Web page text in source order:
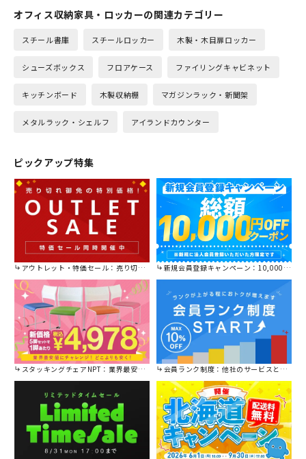
オフィス収納家具・ロッカーの関連カテゴリー
スチール書庫 スチールロッカー 木製・木目扉ロッカー
シューズボックス フロアケース ファイリングキャビネット
キッチンボード 木製収納棚 マガジンラック・新聞架
メタルラック・シェルフ アイランドカウンター
ピックアップ特集
アウトレット・特価セール：売り切れ御免の特別価格！ 新規会員登録キャンペーン：10,000円OFFクーポン進呈中！
スタッキングチェアNPT：業界最安値に挑戦！ 会員ランク制度：他社のサービスと比較してください。